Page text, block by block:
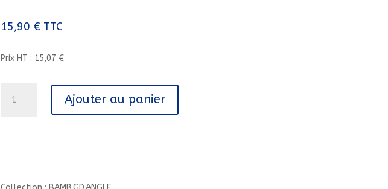
15,90 € TTC
Prix HT : 15,07 €
VOL.
Ajouter au panier